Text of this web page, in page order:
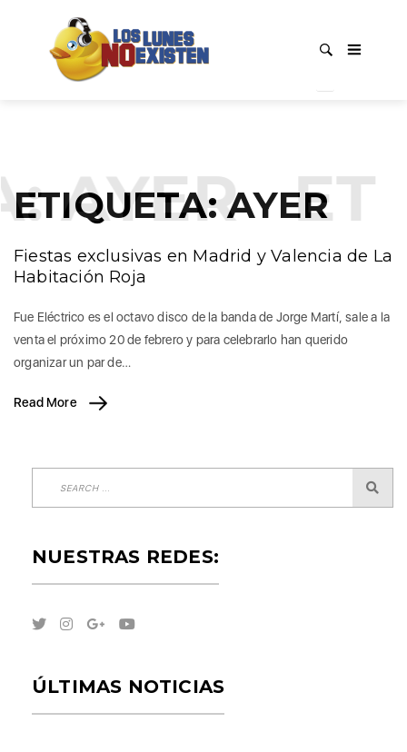
ETIQUETA:AYER
AYER
Fiestas exclusivas en Madrid y Valencia de La
Habitación Roja
Fue Eléctrico es el octavo disco de la banda de Jorge Martí, sale a la
venta el próximo 20 de febrero y para celebrarlo han querido
organizar un par de…
Read More
NUESTRAS REDES:
ÚLTIMAS NOTICIAS